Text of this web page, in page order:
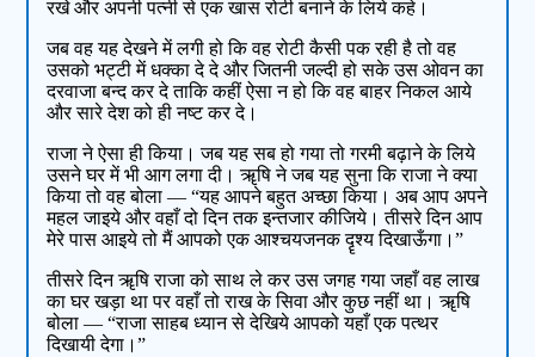
रखे और अपनी पत्नी से एक खास रोटी बनाने के लिये कहे।
जब वह यह देखने में लगी हो कि वह रोटी कैसी पक रही है तो वह
उसको भट्टी में धक्का दे दे और जितनी जल्दी हो सके उस ओवन का
दरवाजा बन्द कर दे ताकि कहीं ऐसा न हो कि वह बाहर निकल आये
और सारे देश को ही नष्ट कर दे।
राजा ने ऐसा ही किया। जब यह सब हो गया तो गरमी बढ़ाने के लिये
उसने घर में भी आग लगा दी। ॠषि ने जब यह सुना कि राजा ने क्या
किया तो वह बोला — “यह आपने बहुत अच्छा किया। अब आप अपने
महल जाइये और वहाँ दो दिन तक इन्तजार कीजिये। तीसरे दिन आप
मेरे पास आइये तो मैं आपको एक आश्चयजनक दॄश्य दिखाऊँगा।”
तीसरे दिन ॠषि राजा को साथ ले कर उस जगह गया जहाँ वह लाख
का घर खड़ा था पर वहाँ तो राख के सिवा और कुछ नहीं था। ॠषि
बोला — “राजा साहब ध्यान से देखिये आपको यहाँ एक पत्थर
दिखायी देगा।”